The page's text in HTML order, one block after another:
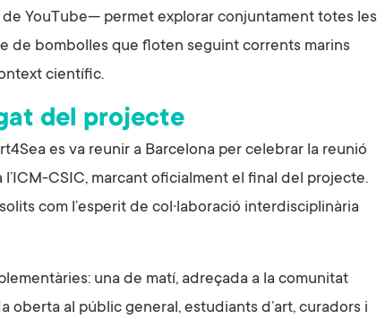
YouTube— permet explorar conjuntament totes les
de bombolles que floten seguint corrents marins
científic.
del projecte
es va reunir a Barcelona per celebrar la reunió
CSIC, marcant oficialment el final del projecte.
com l’esperit de col·laboració interdisciplinària
una de matí, adreçada a la comunitat
oberta al públic general, estudiants d’art, curadors i